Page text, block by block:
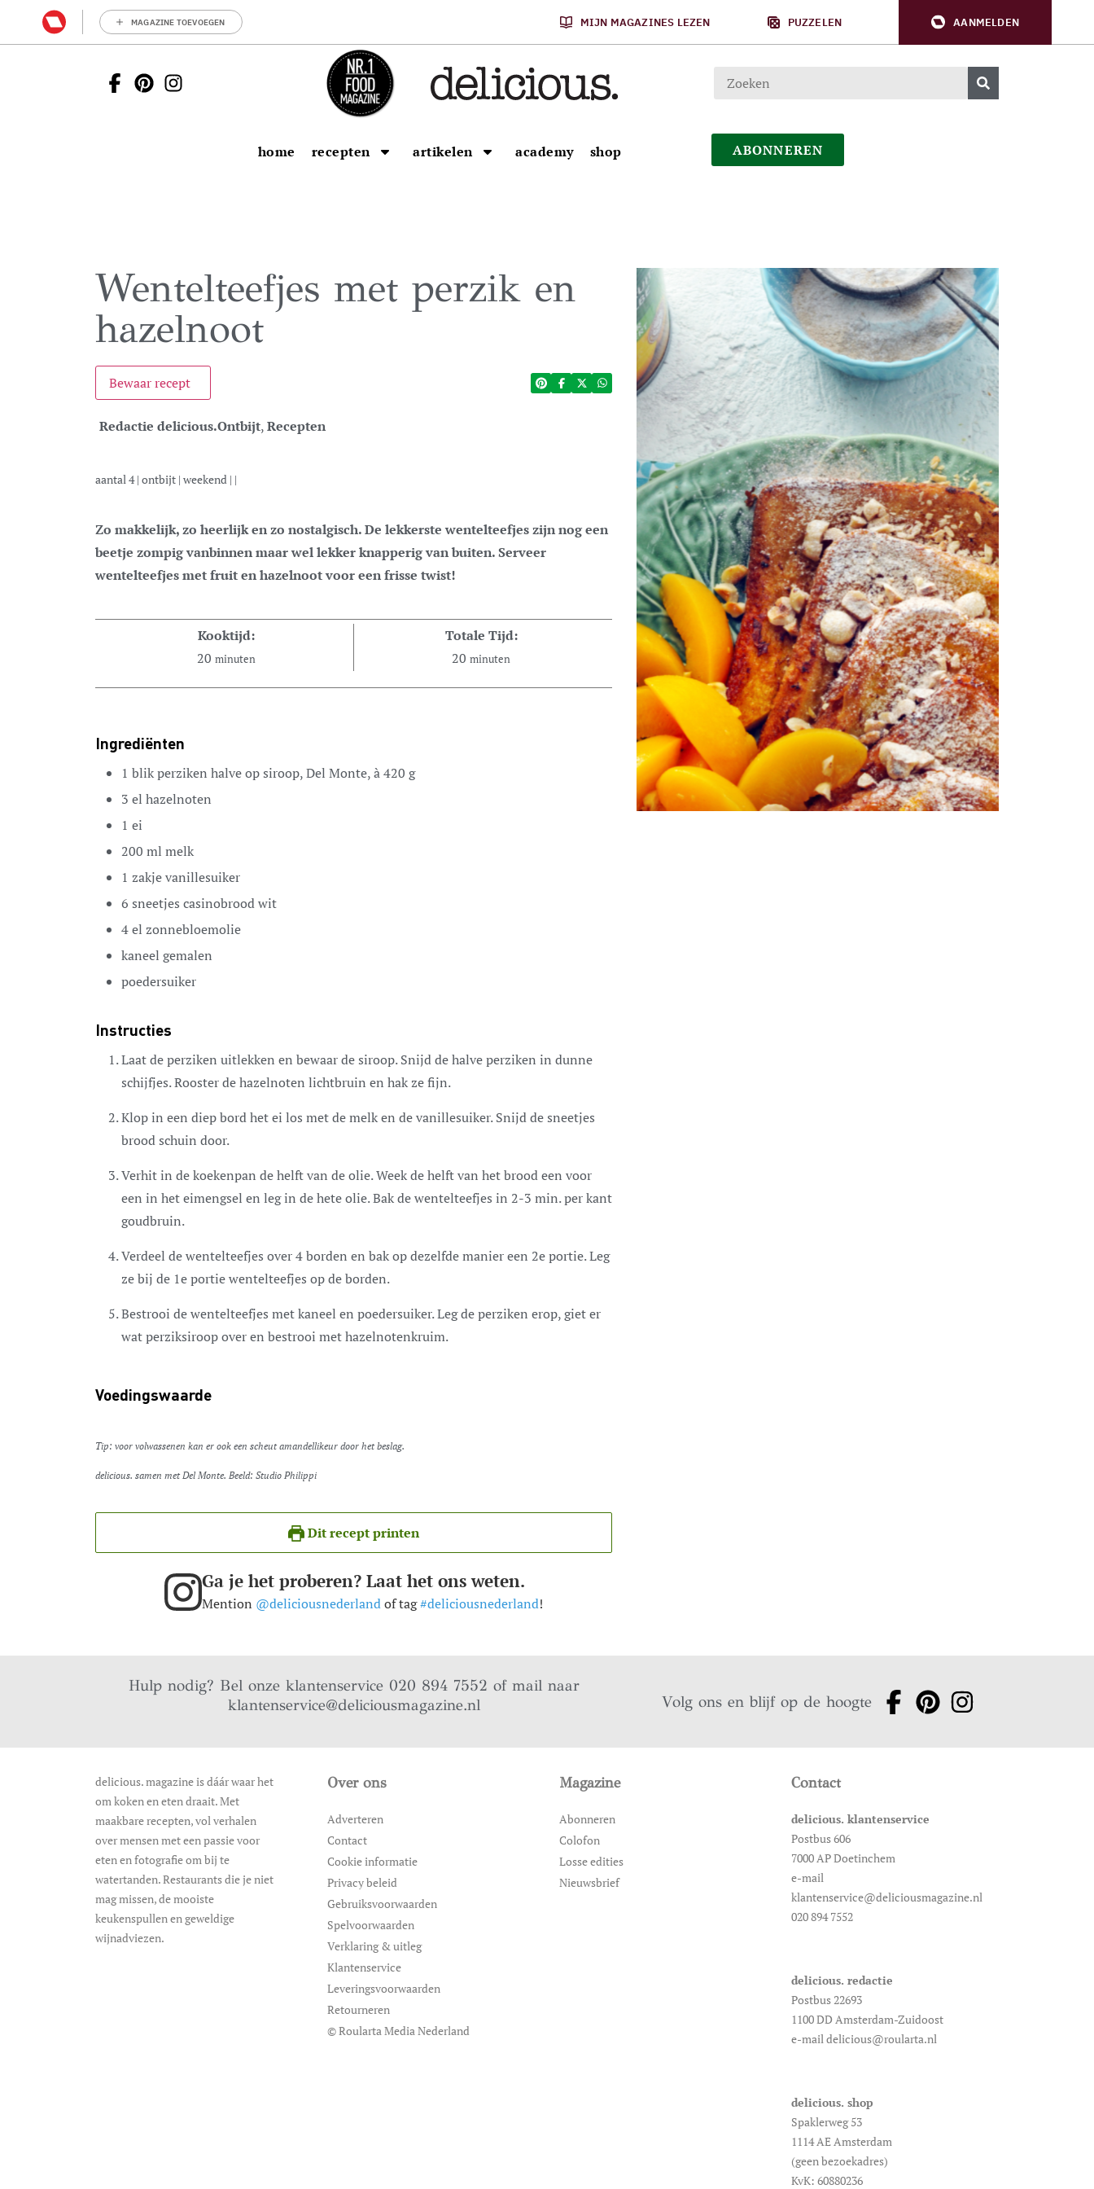
MAGAZINE TOEVOEGEN MIJN MAGAZINES LEZEN PUZZELEN AANMELDEN
home recepten artikelen academy shop ABONNEREN
Wentelteefjes met perzik en
hazelnoot
Bewaar recept
Redactie delicious.Ontbijt,Recepten
aantal4| ontbijt | weekend | |
Zo makkelijk, zo heerlijk en zo nostalgisch. De lekkerste wentelteefjes zijn nog een
beetje zompig vanbinnen maar wel lekker knapperig van buiten. Serveer
wentelteefjes met fruit en hazelnoot voor een frisse twist!
Kooktijd:
20 minuten
Totale Tijd:
20 minuten
Ingrediënten
1 blikperziken halve op siroop, Del Monte, à 420 g
3 el hazelnoten
1 ei
200 ml melk
1 zakjevanillesuiker
6 sneetjes casinobroodwit
4el zonnebloemolie
kaneel gemalen
poedersuiker
Instructies
Laat de perziken uitlekken en bewaar de siroop. Snijd de halve perziken in dunne
schijfjes. Rooster de hazelnoten lichtbruin en hak ze fijn.
Klop in een diep bord het ei los met de melk en de vanillesuiker. Snijd de sneetjes
brood schuin door.
​Verhit in de koekenpan de helft van de olie. Week de helft van het brood een voor
een in het eimengsel en leg in de hete olie. Bak de wentelteefjes in 2-3 min. per kant
goudbruin.
​Verdeel de wentelteefjes over 4 borden en bak op dezelfde manier een 2e portie. Leg
ze bij de 1e portie wentelteefjes op de borden.
​Bestrooi de wentelteefjes met kaneel en poedersuiker. Leg de perziken erop, giet er
wat perziksiroop over en bestrooi met hazelnotenkruim.
Voedingswaarde
Tip: voor volwassenen kan er ook een scheut amandellikeur door het beslag.
delicious. samen met Del Monte. Beeld: Studio Philippi
Dit recept printen
Ga je het proberen? Laat het ons weten.
Mention @deliciousnederlandof tag#deliciousnederland!
Hulp nodig? Bel onze klantenservice 020 894 7552 of mail naar
klantenservice@deliciousmagazine.nl
Volg ons en blijf op de hoogte
delicious. magazine is dáár waar het
om koken en eten draait. Met
maakbare recepten, vol verhalen
over mensen met een passie voor
eten en fotografie om bij te
watertanden. Restaurants die je niet
mag missen, de mooiste
keukenspullen en geweldige
wijnadviezen.
Over ons
Adverteren
Contact
Cookie informatie
Privacy beleid
Gebruiksvoorwaarden
Spelvoorwaarden
Verklaring & uitleg
Klantenservice
Leveringsvoorwaarden
Retourneren
© Roularta Media Nederland
Magazine
Abonneren
Colofon
Losse edities
Nieuwsbrief
Contact
delicious. klantenservice
Postbus 606
7000 AP Doetinchem
e-mail
klantenservice@deliciousmagazine.nl
020 894 7552
delicious. redactie
Postbus 22693
1100 DD Amsterdam-Zuidoost
e-mail delicious@roularta.nl
delicious. shop
Spaklerweg 53
1114 AE Amsterdam
(geen bezoekadres)
KvK: 60880236